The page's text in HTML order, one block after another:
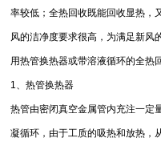
率较低；全热回收既能回收显热，
风的洁净度要求很高，为满足新风
用热管换热器或带溶液循环的全热
1、热管换热器
热管由密闭真空金属管内充注一定
凝循环，由于工质的吸热和放热，